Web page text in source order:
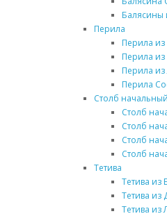
Балясины
Перила
Перила из
Перила
Перила
Перила
Столб начальный
Столб
Столб
Столб
Столб
Тетива
Тетива из
Тетива из
Тетива из